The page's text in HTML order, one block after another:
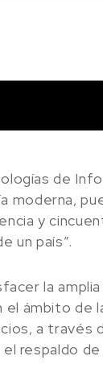
de
moderna,
y
un país”.
la
ámbito de
a través
respaldo